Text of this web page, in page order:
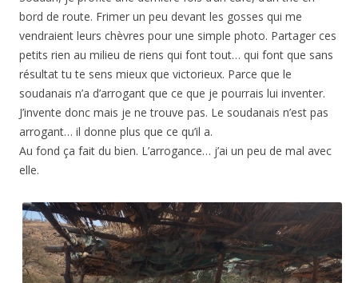
bord de route. Frimer un peu devant les gosses qui me
vendraient leurs chèvres pour une simple photo. Partager ces
petits rien au milieu de riens qui font tout… qui font que sans
résultat tu te sens mieux que victorieux. Parce que le
soudanais n’a d’arrogant que ce que je pourrais lui inventer.
J’invente donc mais je ne trouve pas. Le soudanais n’est pas
arrogant… il donne plus que ce qu’il a.
Au fond ça fait du bien. L’arrogance… j’ai un peu de mal avec
elle.